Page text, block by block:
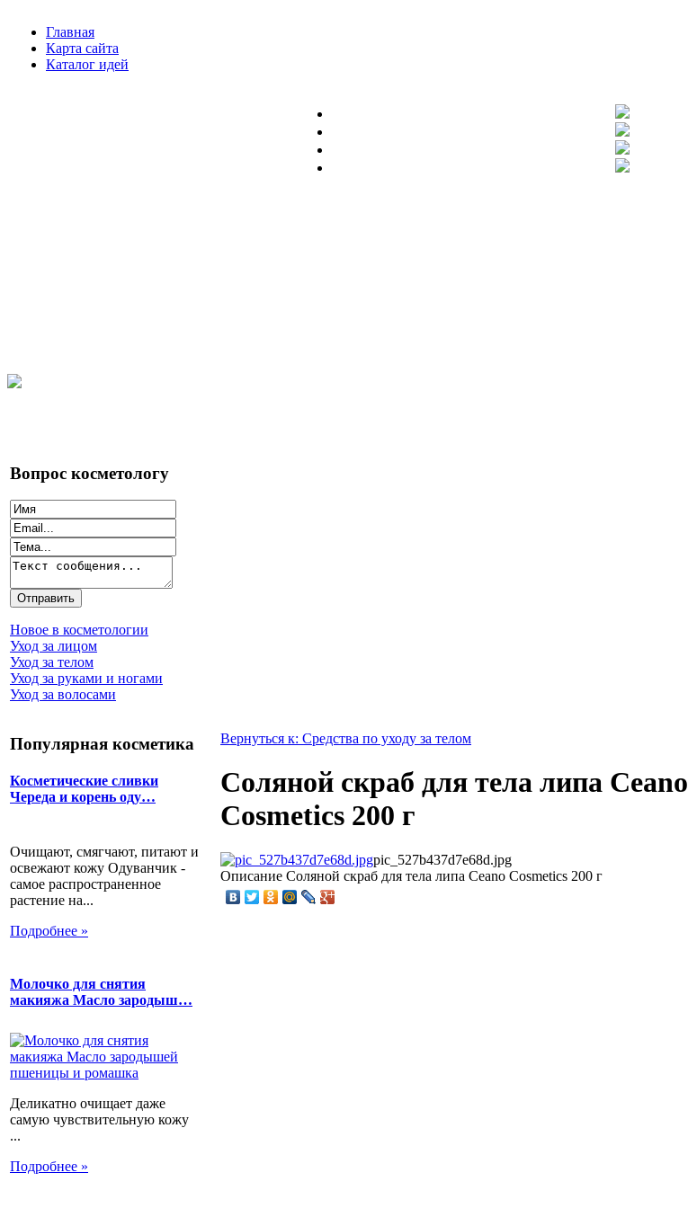
Главная
Карта сайта
Каталог идей
Вопрос косметологу
Новое в косметологии
Уход за лицом
Уход за телом
Уход за руками и ногами
Уход за волосами
Популярная косметика
Косметические сливки
Череда и корень оду…
Очищают, смягчают, питают и
освежают кожу Одуванчик -
самое распространенное
растение на...
Подробнее »
Молочко для снятия
макияжа Масло зародыш…
Деликатно очищает даже
самую чувствительную кожу
...
Подробнее »
Вернуться к: Средства по уходу за телом
Соляной скраб для тела липа Ceano
Cosmetics 200 г
pic_527b437d7e68d.jpg
Описание Соляной скраб для тела липа Ceano Cosmetics 200 г